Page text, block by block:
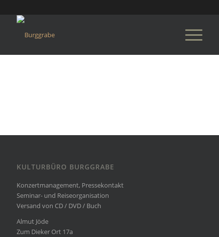
KULTURBÜRO BURGGRABE
Konzertmanagement, Pressekontakt
Seminar- und Reiseorganisation
Versand von CD / DVD / Buch
Almut Jöde
Zum Dieker Ort 17a